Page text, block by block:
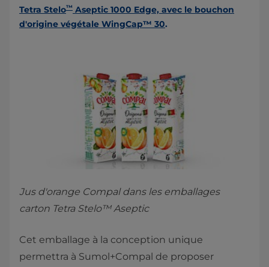
Tetra Stelo™ Aseptic 1000 Edge, avec le bouchon
d'origine végétale WingCap™ 30.​
Jus d'orange Compal dans les emballages
carton Tetra Stelo™ Aseptic
Cet emballage à la conception unique
permettra à Sumol+Compal de proposer